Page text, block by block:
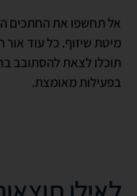
אל תחשפו את החתכים
מיטת שיזוף. כל עוד
תוכלו לצאת להסתובב
בפעילות מאומצת.